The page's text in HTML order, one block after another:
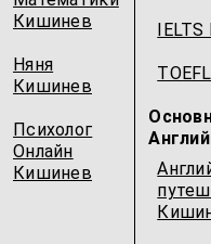
Кишинев
Няня
Кишинев
Психолог
Онлайн
Кишинев